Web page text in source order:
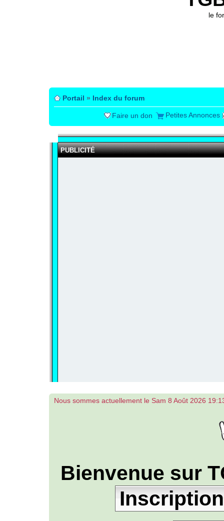
le
Portail » Index du forum
Faire un don Petites Annonces
PUBLICITÉ
Nous sommes actuellement le Sam 8 Août 2026
Bienvenue sur
Inscription